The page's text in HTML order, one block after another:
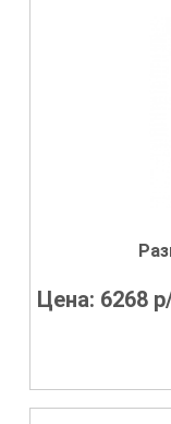
Цена: 6268